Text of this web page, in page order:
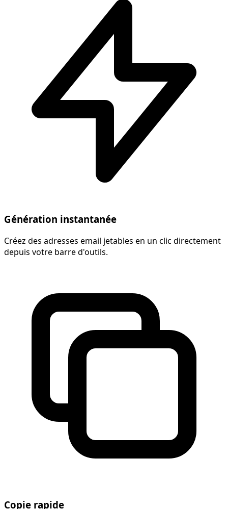
Génération instantanée
Créez des adresses email jetables en un clic directement
depuis votre barre d'outils.
Copie rapide